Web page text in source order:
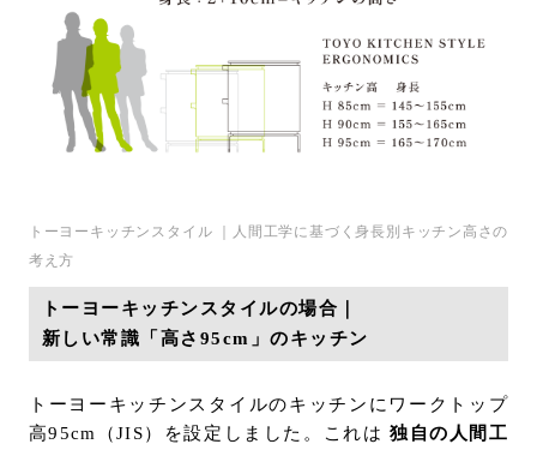
トーヨーキッチンスタイル ｜人間工学に基づく身長別キッチン高さの
考え方
トーヨーキッチンスタイルの場合｜
新しい常識「高さ95cm」のキッチン
トーヨーキッチンスタイルのキッチンにワークトップ
高95cm（JIS）を設定しました。これは 独自の人間工